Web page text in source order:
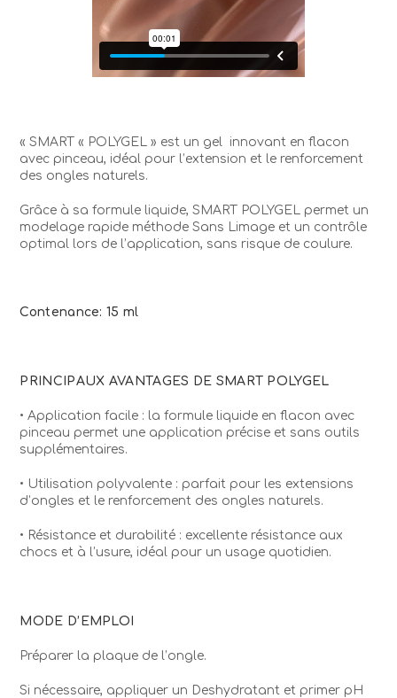
« SMART « POLYGEL » est un gel
innovant en flacon
avec pinceau, idéal pour l’extension et le renforcement
des ongles naturels.
Grâce à sa formule liquide, SMART POLYGEL permet un
modelage rapide méthode Sans Limage et un contrôle
optimal lors de l’application, sans risque de coulure.
Contenance: 15 ml
PRINCIPAUX AVANTAGES DE SMART POLYGEL
• Application facile : la formule liquide en flacon avec
pinceau permet une application précise et sans outils
supplémentaires.
• Utilisation polyvalente : parfait pour les extensions
d’ongles et le renforcement des ongles naturels.
• Résistance et durabilité : excellente résistance aux
chocs et à l’usure, idéal pour un usage quotidien.
MODE D’EMPLOI
Préparer la plaque de l’ongle.
Si nécessaire, appliquer un Deshydratant et primer pH